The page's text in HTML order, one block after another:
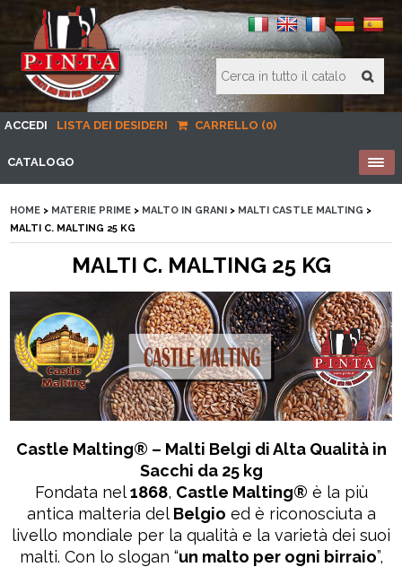
ACCEDI LISTA DEI DESIDERI CARRELLO (0)
CATALOGO
HOME > MATERIE PRIME > MALTO IN GRANI > MALTI CASTLE MALTING >
MALTI C. MALTING 25 KG
MALTI C. MALTING 25 KG
Castle Malting® – Malti Belgi di Alta Qualità in
Sacchi da 25 kg
Fondata nel1868, Castle Malting® è la più
antica malteria del Belgio ed è riconosciuta a
livello mondiale per la qualità e la varietà dei suoi
malti. Con lo slogan “un malto per ogni birraio”,